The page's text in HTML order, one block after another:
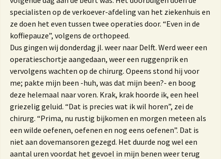
specialisten op de verkoever-afdeling van het ziekenhuis en
ze doen het even tussen twee operaties door. “Even in de
koffiepauze”, volgens de orthopeed.
Dus gingen wij donderdag jl. weer naar Delft. Werd weer een
operatieschortje aangedaan, weer een ruggenprik en
vervolgens wachten op de chirurg. Opeens stond hij voor
me; pakte mijn been -huh, was dat mijn been?- en boog
deze helemaal naar voren. Krak, krak hoorde ik, een heel
griezelig geluid. “Dat is precies wat ik wil horen”, zei de
chirurg. “Prima, nu rustig bijkomen en morgen meteen als
een wilde oefenen, oefenen en nog eens oefenen”. Dat is
niet aan dovemansoren gezegd. Het duurde nog wel een
aantal uren voordat het gevoel in mijn benen weer terug